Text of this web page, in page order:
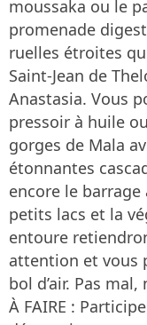
moussaka ou le
promenade
ruelles étroites
Saint-Jean de
Anastasia. Vous
pressoir à huile
gorges de Mala
étonnantes
encore le
petits lacs et la
entoure
attention et vous
bol d’air. Pas mal,
À FAIRE :